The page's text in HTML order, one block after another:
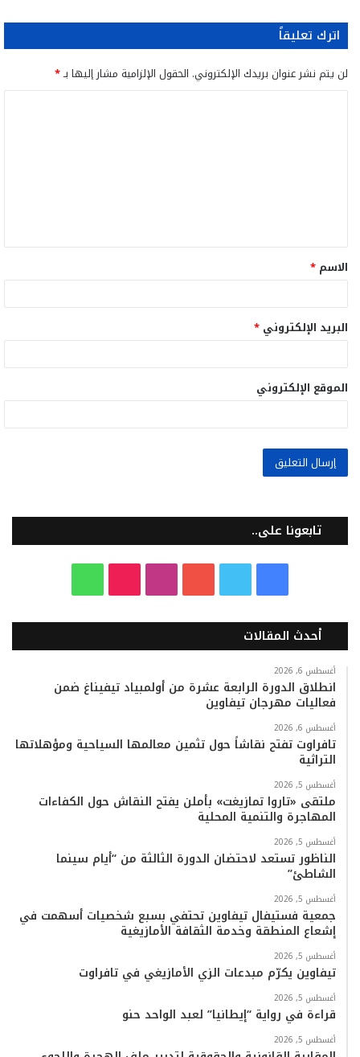
اترك تعليقاً
لن يتم نشر عنوان بريدك الإلكتروني. الحقول الإلزامية مشار إليها بـ*
ق
*
الاسم *
البريد الإلكتروني *
الموقع الإلكتروني
تابعونا على..
س
ب
و
ك
ي
ت
ر
ت
ي
ب
س
ت
ر
م
k
T
k
ت
س
ب
أحدث المقالات
أغسطس 6, 2026
انطلاق الدورة الرابعة عشرة من أولمبياد تيفيناغ ضمن
فعاليات مهرجان تيفاوين
أغسطس 6, 2026
تافراوت تفتح نقاشاً حول تثمين معالمها السياحية ومؤهلاتها
التراثية
أغسطس 5, 2026
ملتقى «تاروا تمازيغت» بأملن يفتح النقاش حول الكفاءات
المهاجرة والتنمية المحلية
أغسطس 5, 2026
الناظور تستعد لاحتضان الدورة الثالثة من “أيام سينما
الشاطئ”
أغسطس 5, 2026
جمعية فستيفال تيفاوين تحتفي بسبع شخصيات أسهمت في
إشعاع المنطقة وخدمة الثقافة الأمازيغية
أغسطس 5, 2026
تيفاوين يكرّم مبدعات الزي الأمازيغي في تافراوت
أغسطس 5, 2026
قراءة في رواية “إيطانيا” لعبد الواحد حنو
أغسطس 5, 2026